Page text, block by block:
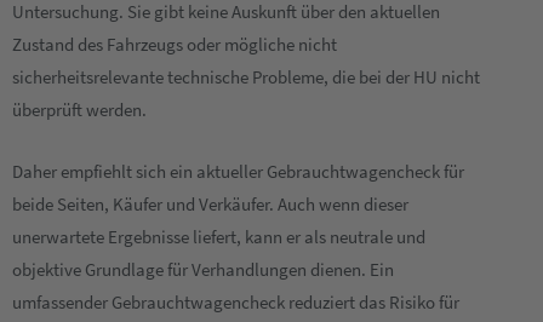
Untersuchung. Sie gibt keine Auskunft über den aktuellen
Zustand des Fahrzeugs oder mögliche nicht
sicherheitsrelevante technische Probleme, die bei der HU nicht
überprüft werden.
Daher empfiehlt sich ein aktueller Gebrauchtwagencheck für
beide Seiten, Käufer und Verkäufer. Auch wenn dieser
unerwartete Ergebnisse liefert, kann er als neutrale und
objektive Grundlage für Verhandlungen dienen. Ein
umfassender Gebrauchtwagencheck reduziert das Risiko für